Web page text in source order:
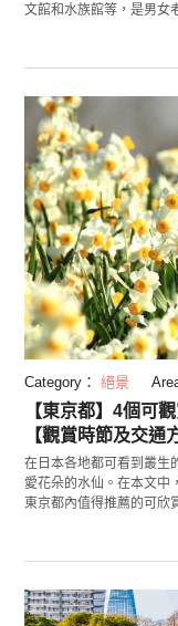
文館和水族館等，是男女
Category： 絕景
【東京都】4個可
【觀賞時節及交通
在日本各地都可看到叢生
愛花朵的水仙。在本文中
東京都內值得推薦的可欣